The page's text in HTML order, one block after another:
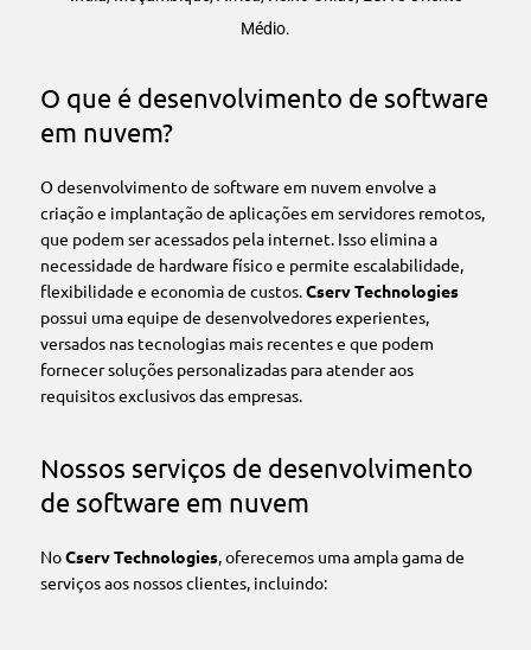
Médio.
O que é desenvolvimento de software
em nuvem?
O desenvolvimento de software em nuvem envolve a
criação e implantação de aplicações em servidores remotos,
que podem ser acessados pela internet. Isso elimina a
necessidade de hardware físico e permite escalabilidade,
flexibilidade e economia de custos.Cserv Technologies
possui uma equipe de desenvolvedores experientes,
versados nas tecnologias mais recentes e que podem
fornecer soluções personalizadas para atender aos
requisitos exclusivos das empresas.
Nossos serviços de desenvolvimento
de software em nuvem
NoCserv Technologies, oferecemos uma ampla gama de
serviços aos nossos clientes, incluindo: